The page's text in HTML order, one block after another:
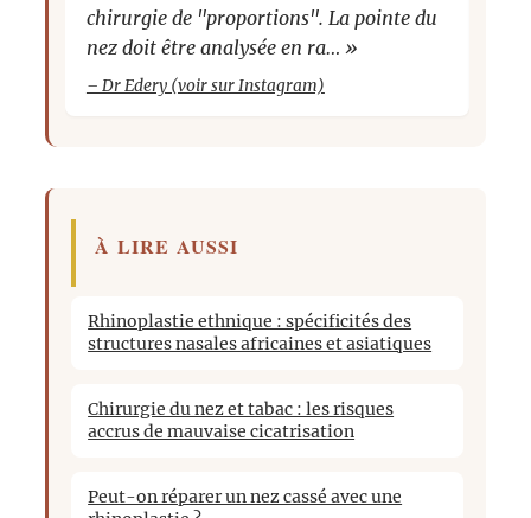
chirurgie de "proportions". La pointe du
nez doit être analysée en ra… »
– Dr Edery (voir sur Instagram)
À LIRE AUSSI
Rhinoplastie ethnique : spécificités des
structures nasales africaines et asiatiques
Chirurgie du nez et tabac : les risques
accrus de mauvaise cicatrisation
Peut-on réparer un nez cassé avec une